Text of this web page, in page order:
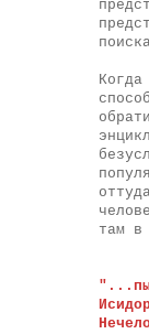
там в